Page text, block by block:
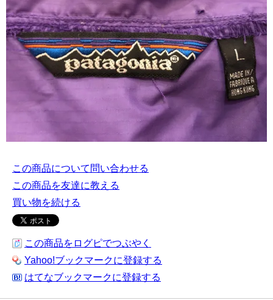
この商品について問い合わせる
この商品を友達に教える
買い物を続ける
この商品をログピでつぶやく
Yahoo!ブックマークに登録する
はてなブックマークに登録する